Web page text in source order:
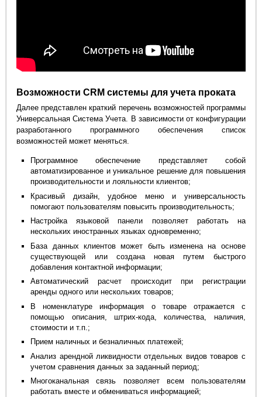
Возможности CRM системы для учета проката
Далее представлен краткий перечень возможностей программы
Универсальная Система Учета. В зависимости от конфигурации
разработанного программного обеспечения список
возможностей может меняться.
Программное обеспечение представляет собой
автоматизированное и уникальное решение для повышения
производительности и лояльности клиентов;
Красивый дизайн, удобное меню и универсальность
помогают пользователям повысить производительность;
Настройка языковой панели позволяет работать на
нескольких иностранных языках одновременно;
База данных клиентов может быть изменена на основе
существующей или создана новая путем быстрого
добавления контактной информации;
Автоматический расчет происходит при регистрации
аренды одного или нескольких товаров;
В номенклатуре информация о товаре отражается с
помощью описания, штрих-кода, количества, наличия,
стоимости и т.п.;
Прием наличных и безналичных платежей;
Анализ арендной ликвидности отдельных видов товаров с
учетом сравнения данных за заданный период;
Многоканальная связь позволяет всем пользователям
работать вместе и обмениваться информацией;